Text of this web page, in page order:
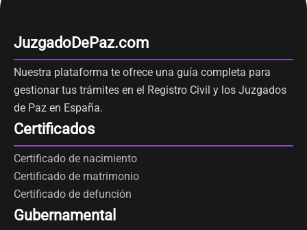
JuzgadoDePaz.com
Nuestra plataforma te ofrece una guía completa para
gestionar tus trámites en el Registro Civil y los Juzgados
de Paz en España.
Certificados
Certificado de nacimiento
Certificado de matrimonio
Certificado de defunción
Gubernamental